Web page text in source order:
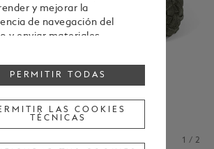
1 / 2
y mejorar la
de navegación del
y enviar materiales
mostradas durante la
a alguna o todas
haz clic en "Configurar
PERMITIR TODAS
LAS COOKIES
TÉCNICAS